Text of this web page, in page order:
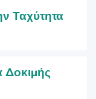
Ταχύτητα